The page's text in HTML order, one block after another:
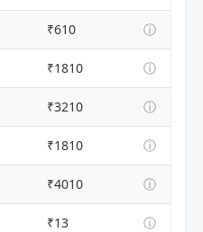
₹610 ⓘ
₹1810 ⓘ
₹3210 ⓘ
₹1810 ⓘ
₹4010 ⓘ
₹13 ⓘ